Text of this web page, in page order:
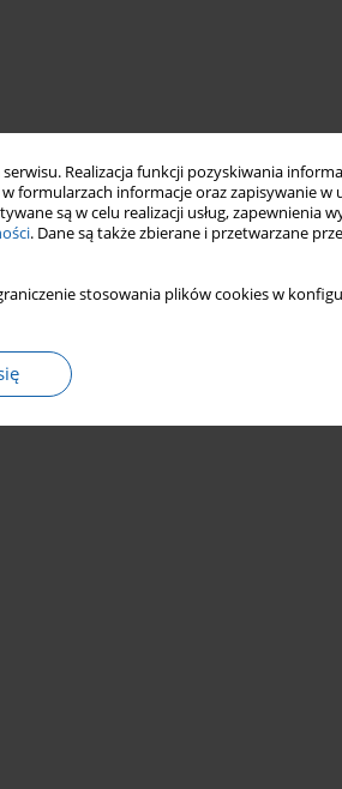
Realizacja funkcji pozyskiwania
formularzach informacje oraz zapisywanie w
są w celu realizacji usług, zapewnienia
. Dane są także zbierane i przetwarzane
stosowania plików cookies w